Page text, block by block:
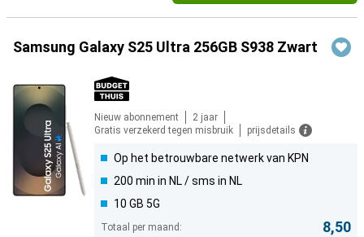
Samsung Galaxy S25 Ultra 256GB S938 Zwart
Nieuw abonnement
2 jaar
Gratis verzekerd tegen misbruik
prijsdetails
Op het betrouwbare netwerk van KPN
200 min in NL / sms in NL
10 GB 5G
Totaal per maand: 8,50